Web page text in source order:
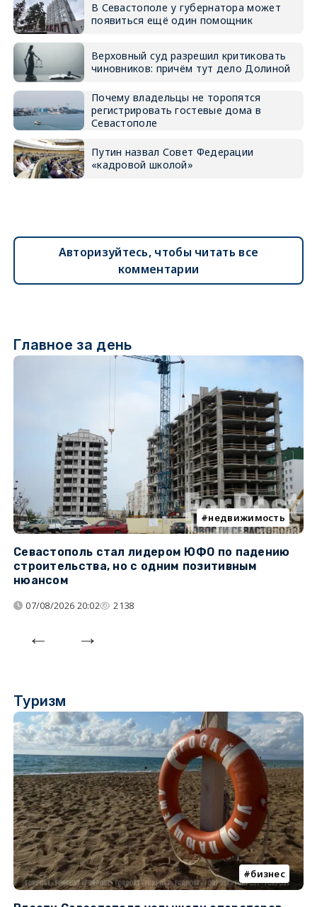
В Севастополе у губернатора может
появиться ещё один помощник
Верховный суд разрешил критиковать
чиновников: причём тут дело Долиной
Почему владельцы не торопятся
регистрировать гостевые дома в
Севастополе
Путин назвал Совет Федерации
«кадровой школой»
Авторизуйтесь, чтобы читать все
комментарии
Главное за день
недвижимость
Севастополь стал лидером ЮФО по падению
строительства, но с одним позитивным
нюансом
07/08/2026 20:02 2138
Туризм
бизнес